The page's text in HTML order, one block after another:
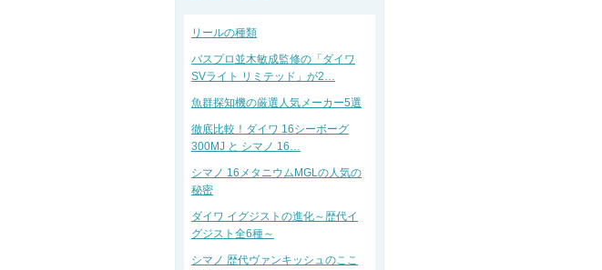
リールの種類
バスプロ並木敏成監修の「ダイワ
SVライト リミテッド」が2…
魚群探知機の厳選人気メーカー5選
徹底比較！ダイワ 16シーボーグ
300MJ と シマノ 16…
シマノ 16メタニウムMGLの人気の
秘密
ダイワ イグジストの進化～歴代イ
グジスト全6種～
シマノ 歴代ヴァンキッシュのここ